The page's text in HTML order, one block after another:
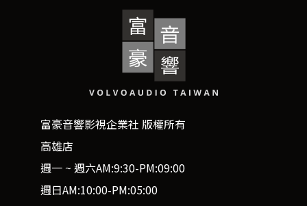
富豪音響影視企業社 版權所有
高雄店
週一 ~ 週六AM:9:30-PM:09:00
週日AM:10:00-PM:05:00